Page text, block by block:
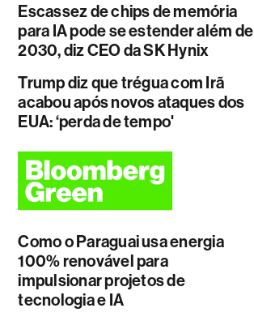
Escassez de chips de memória
para IA pode se estender além de
2030, diz CEO da SK Hynix
Trump diz que trégua com Irã
acabou após novos ataques dos
EUA: ‘perda de tempo'
Como o Paraguai usa energia
100% renovável para
impulsionar projetos de
tecnologia e IA